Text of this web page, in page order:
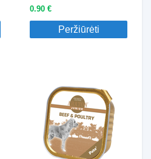
0.90 €
Peržiūrėti